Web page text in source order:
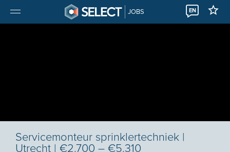
JOBS EN
Servicemonteur sprinklertechniek |
Utrecht | €2.700 – €5.310